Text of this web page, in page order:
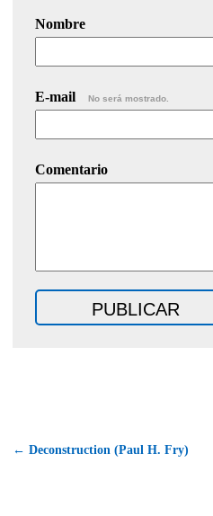
Nombre
E-mail No será mostrado.
Comentario
← Deconstruction (Paul H. Fry)